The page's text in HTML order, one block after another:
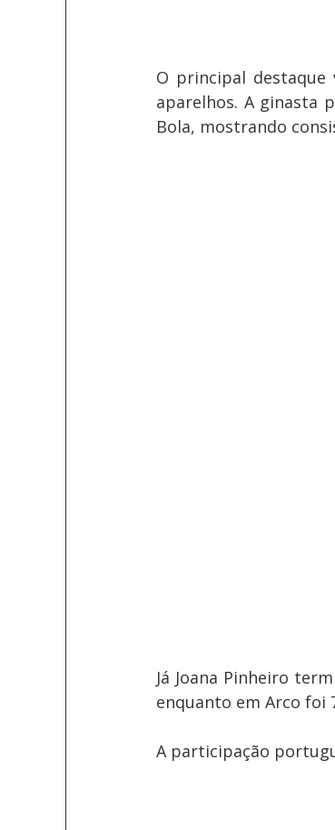
O principal destaque
aparelhos. A ginasta
Bola, mostrando
Já Joana Pinheiro
enquanto em Arco foi
A participação